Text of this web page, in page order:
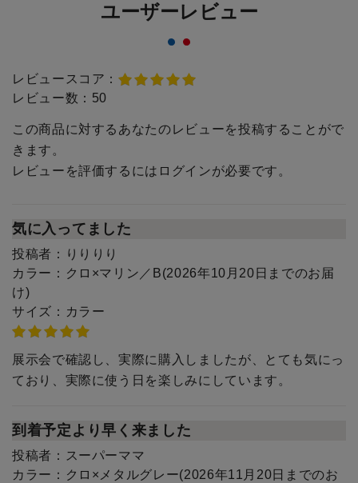
ユーザーレビュー
レビュースコア：
レビュー数： 50
この商品に対するあなたのレビューを投稿することがで
きます。
レビューを評価するには ログインが必要です。
気に入ってました
投稿者：
りりりり
カラー： クロ×マリン／B(2026年10月20日までのお届
け)
サイズ： カラー
展示会で確認し、実際に購入しましたが、とても気にっ
ており、実際に使う日を楽しみにしています。
到着予定より早く来ました
投稿者： スーパーママ
カラー： クロ×メタルグレー(2026年11月20日までのお